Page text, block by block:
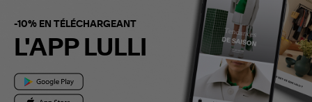
-10% EN TÉLÉCHARGEANT
L'APP LULLI